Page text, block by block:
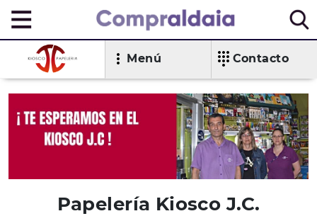
Menú Contacto
Papelería Kiosco J.C.